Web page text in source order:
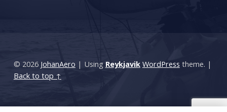
© 2026 JohanAero | Using Reykjavik WordPress theme. |
Back to top ↑